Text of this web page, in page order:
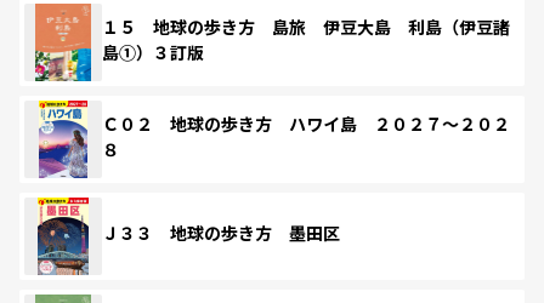
１５ 地球の歩き方 島旅 伊豆大島 利島（伊豆諸
島①）３訂版
Ｃ０２ 地球の歩き方 ハワイ島 ２０２７～２０２
８
Ｊ３３ 地球の歩き方 墨田区